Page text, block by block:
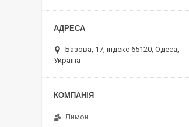
Базова, 17, індекс 65120, Одеса,
Україна
Лимон